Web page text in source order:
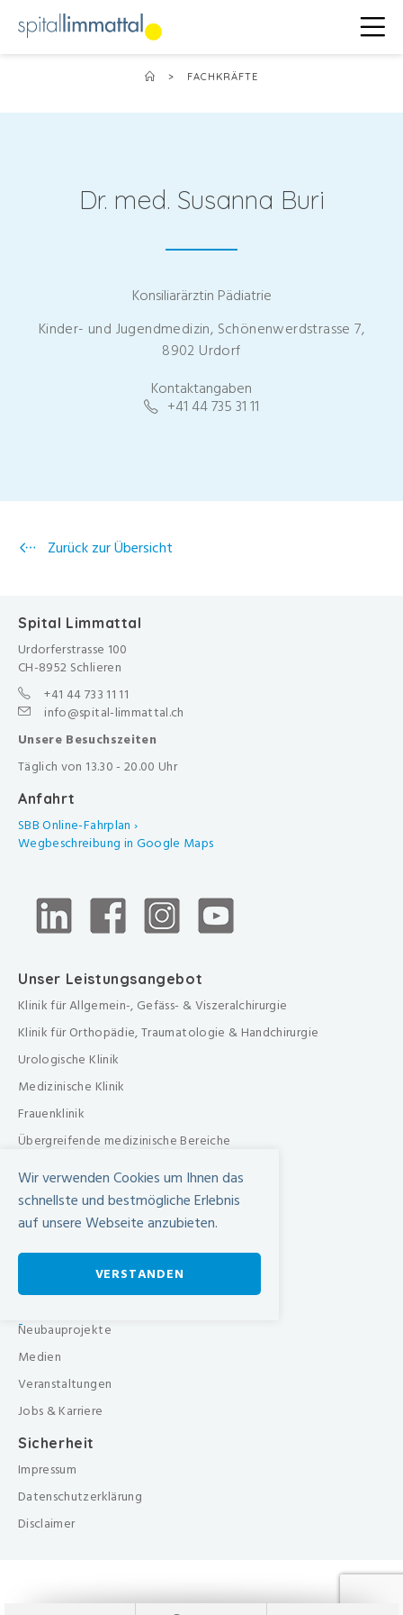
> FACHKRÄFTE
Dr. med. Susanna Buri
Konsiliarärztin Pädiatrie
Kinder- und Jugendmedizin, Schönenwerdstrasse 7,
8902 Urdorf
Kontaktangaben
+41 44 735 31 11
Zurück zur Übersicht
Spital Limmattal
Urdorferstrasse 100
CH-8952 Schlieren
+41 44 733 11 11
info@spital-limmattal.ch
Unsere Besuchszeiten
Täglich von 13.30 - 20.00 Uhr
Anfahrt
SBB Online-Fahrplan ›
Wegbeschreibung in Google Maps
Unser Leistungsangebot
Klinik für Allgemein-, Gefäss- & Viszeralchirurgie
Klinik für Orthopädie, Traumatologie & Handchirurgie
Urologische Klinik
Medizinische Klinik
Frauenklinik
Übergreifende medizinische Bereiche
Übergreifende Bereiche
Beratungen & Dienste
Therapien
Pflegezentrum
Neubauprojekte
Medien
Veranstaltungen
Jobs & Karriere
Sicherheit
Impressum
Datenschutzerklärung
Disclaimer
Wir verwenden Cookies um Ihnen das
schnellste und bestmögliche Erlebnis
auf unsere Webseite anzubieten.
VERSTANDEN
-